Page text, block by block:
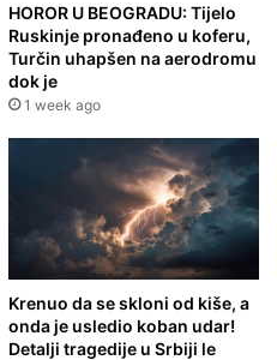
HOROR U BEOGRADU: Tijelo
Ruskinje pronađeno u koferu,
Turčin uhapšen na aerodromu
dok je
1 week ago
Krenuo da se skloni od kiše, a
onda je usledio koban udar!
Detalji tragedije u Srbiji le